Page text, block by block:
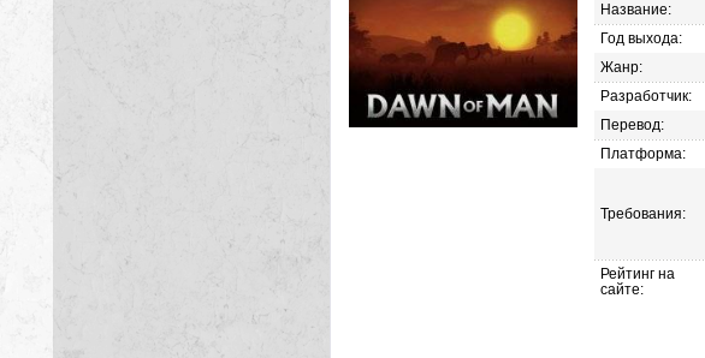
Название:
Год выхода:
Жанр:
Разработчик:
Перевод:
Платформа:
Требования:
Рейтинг на
сайте: